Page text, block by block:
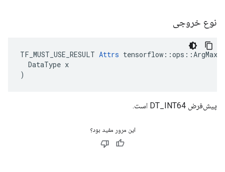
نوع خروجی
TF_MUST_USE_RESULT Attrs
  DataType x
)
پیش‌فرض DT_INT64 است.
این مرور مفید بود؟